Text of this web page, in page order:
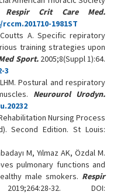
Crit Care Med.
rccm.201710-1981ST
A. Specific repiratory
training strategies upon
Sport. 2005;8(Suppl 1):64.
3
Postural and respiratory
Neurourol Urodyn.
Nursing Process
Second Edition. St Louis:
M, Yılmaz AK, Özdal M.
pulmonary functions and
male smokers. Respir
32. DOI: